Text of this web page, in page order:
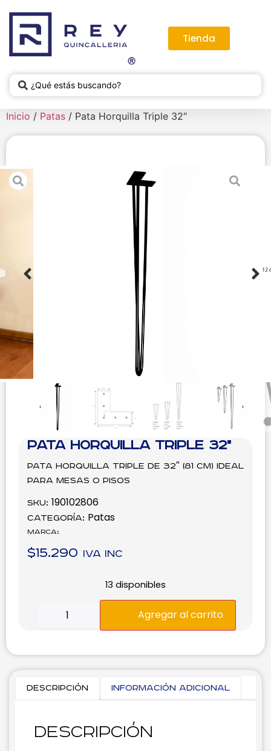
Tienda
Inicio / Patas / Pata Horquilla Triple 32″
Pata Horquilla Triple 32"
Pata horquilla triple de 32″ (81 cm) ideal
para mesas o pisos
SKU: 190102806
Categoría: Patas
Marca:
$15.290 IVA inc
13 disponibles
Agregar al carrito
Descripción Información adicional
Descripción